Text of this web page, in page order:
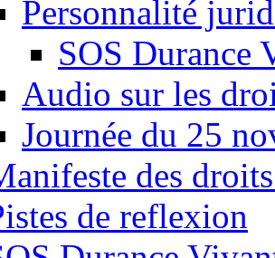
Personnalité
SOS Durance
Audio sur les
Journée du 25
des
de reflexion